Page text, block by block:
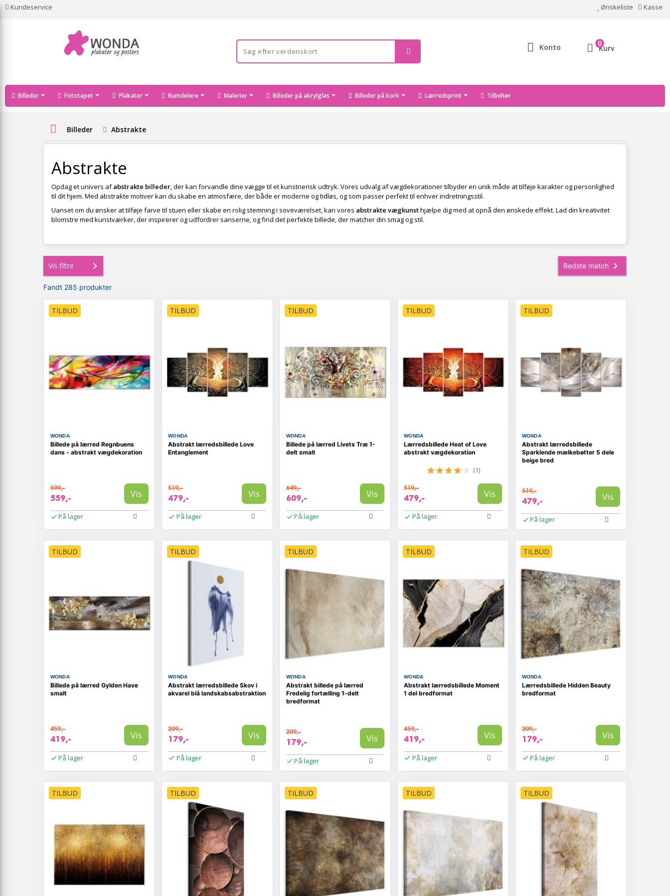
Kundeservice Ønskeliste Kasse
Konto Kurv
0
Billeder Fototapet Plakater Rumdelere Malerier Billeder på akrylglas Billeder på kork Lærredsprint Tilbehør
Billeder Abstrakte
Abstrakte
Opdag et univers afabstrakte billeder, der kan forvandle dine vægge til et kunstnerisk udtryk. Vores udvalg af vægdekorationer tilbyder en unik måde at tilføje karakter og personlighed
til dit hjem. Med abstrakte motiver kan du skabe en atmosfære, der både er moderne og tidløs, og som passer perfekt til enhver indretningsstil.
Uanset om du ønsker at tilføje farve til stuen eller skabe en rolig stemning i soveværelset, kan vores abstrakte vægkunsthjælpe dig med at opnå den ønskede effekt. Lad din kreativitet
blomstre med kunstværker, der inspirerer og udfordrer sanserne, og find det perfekte billede, der matcher din smag og stil.
Vis filtre
Fandt 285 produkter
TILBUD
WONDA
Billede på lærred Regnbuens
dans - abstrakt vægdekoration
599,-
559,- Vis
På lager
TILBUD
WONDA
Abstrakt lærredsbillede Love
Entanglement
519,-
479,- Vis
På lager
TILBUD
WONDA
Billede på lærred Livets Træ 1-
delt smalt
649,-
609,- Vis
På lager
TILBUD
WONDA
Lærredsbillede Heat of Love
abstrakt vægdekoration
(1)
519,-
479,- Vis
På lager
TILBUD
WONDA
Abstrakt lærredsbillede
Sparklende mælkebøtter 5 dele
beige bred
519,-
479,- Vis
På lager
TILBUD
WONDA
Billede på lærred Gylden Have
smalt
459,-
419,- Vis
På lager
TILBUD
WONDA
Abstrakt lærredsbillede Skov i
akvarel blå landskabsabstraktion
209,-
179,- Vis
På lager
TILBUD
WONDA
Abstrakt billede på lærred
Fredelig fortælling 1-delt
bredformat
209,-
179,- Vis
På lager
TILBUD
WONDA
Abstrakt lærredsbillede Moment
1 del bredformat
459,-
419,- Vis
På lager
TILBUD
WONDA
Lærredsbillede Hidden Beauty
bredformat
209,-
179,- Vis
På lager
TILBUD TILBUD TILBUD TILBUD TILBUD